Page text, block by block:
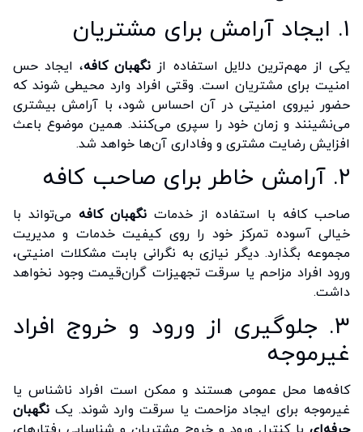
۱. ایجاد آرامش برای مشتریان
یکی از مهم‌ترین دلایل استفاده از نگهبان کافه، ایجاد حس
امنیت برای مشتریان است. وقتی افراد وارد محیطی شوند که
حضور نیروی امنیتی در آن احساس شود، با آرامش بیشتری
می‌نشینند و زمان خود را سپری می‌کنند. همین موضوع باعث
افزایش رضایت مشتری و وفاداری آن‌ها خواهد شد.
۲. آرامش خاطر برای صاحب کافه
صاحب کافه با استفاده از خدماتنگهبان کافه می‌تواند با
خیالی آسوده تمرکز خود را روی کیفیت خدمات و مدیریت
مجموعه بگذارد. دیگر نیازی به نگرانی بابت مشکلات امنیتی،
ورود افراد مزاحم یا سرقت تجهیزات گران‌قیمت وجود نخواهد
داشت.
۳. جلوگیری از ورود و خروج افراد
غیرموجه
کافه‌ها محل عمومی هستند و ممکن است افراد ناشناس یا
غیرموجه برای ایجاد مزاحمت یا سرقت وارد شوند. یک نگهبان